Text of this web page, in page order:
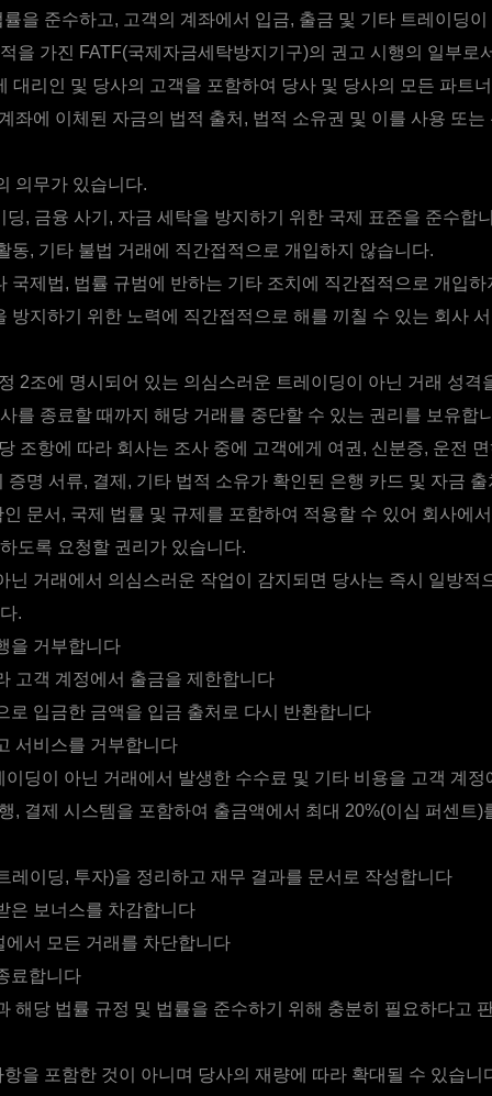
을 준수하고, 고객의 계좌에서 입금, 출금 및 기타 트레이딩
을 가진 FATF(국제자금세탁방지기구)의 권고 시행의 일부로
대리인 및 당사의 고객을 포함하여 당사 및 당사의 모든 파트
좌에 이체된 자금의 법적 출처, 법적 소유권 및 이를 사용 또는
의무가 있습니다.
, 금융 사기, 자금 세탁을 방지하기 위한 국제 표준을 준수합
동, 기타 불법 거래에 직간접적으로 개입하지 않습니다.
국제법, 법률 규범에 반하는 기타 조치에 직간접적으로 개입하
방지하기 위한 노력에 직간접적으로 해를 끼칠 수 있는 회사
2조에 명시되어 있는 의심스러운 트레이딩이 아닌 거래 성격
를 종료할 때까지 해당 거래를 중단할 수 있는 권리를 보유합
조항에 따라 회사는 조사 중에 고객에게 여권, 신분증, 운전
증명 서류, 결제, 기타 법적 소유가 확인된 은행 카드 및 자금
문서, 국제 법률 및 규제를 포함하여 적용할 수 있어 회사에
도록 요청할 권리가 있습니다.
닌 거래에서 의심스러운 작업이 감지되면 당사는 즉시 일방적
.
을 거부합니다
고객 계정에서 출금을 제한합니다
로 입금한 금액을 입금 출처로 다시 반환합니다
서비스를 거부합니다
딩이 아닌 거래에서 발생한 수수료 및 기타 비용을 고객 계정
, 결제 시스템을 포함하여 출금액에서 최대 20%(이십 퍼센트)
레이딩, 투자)을 정리하고 재무 결과를 문서로 작성합니다
은 보너스를 차감합니다
에서 모든 거래를 차단합니다
료합니다
해당 법률 규정 및 법률을 준수하기 위해 충분히 필요하다고
을 포함한 것이 아니며 당사의 재량에 따라 확대될 수 있습니